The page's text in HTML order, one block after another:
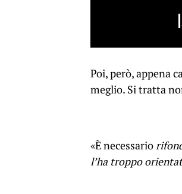
Poi, però, appena
meglio. Si tratta
«È necessario
l’ha troppo